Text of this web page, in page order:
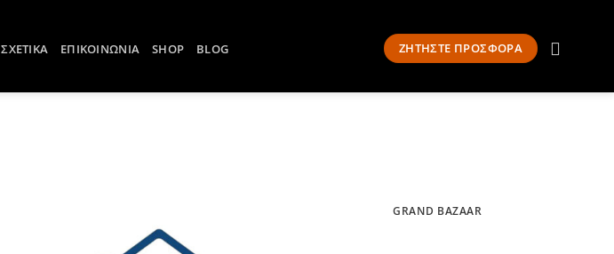
ΣΧΕΤΙΚΑ ΕΠΙΚΟΙΝΩΝΙΑ SHOP BLOG ΖΗΤΗΣΤΕ ΠΡΟΣΦΟΡΑ
GRAND BAZAAR